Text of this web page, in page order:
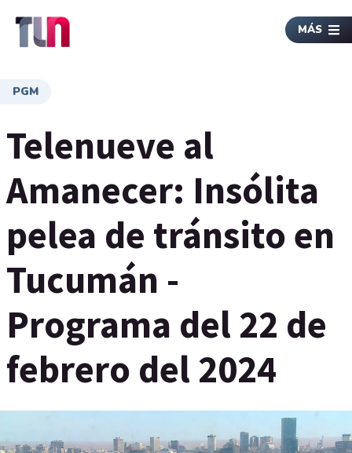
MÁS
PGM
Telenueve al
Amanecer: Insólita
pelea de tránsito en
Tucumán -
Programa del 22 de
febrero del 2024